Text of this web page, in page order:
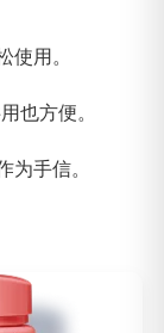
用。
也方便。
手信。